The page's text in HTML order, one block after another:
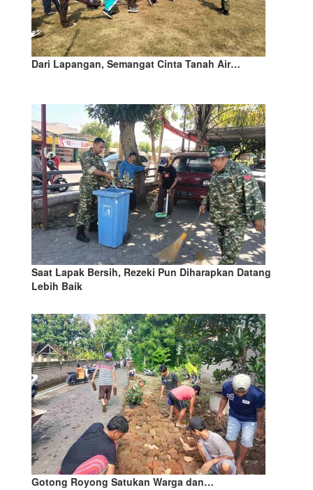
Dari Lapangan, Semangat Cinta Tanah Air…
Saat Lapak Bersih, Rezeki Pun Diharapkan Datang
Lebih Baik
Gotong Royong Satukan Warga dan…